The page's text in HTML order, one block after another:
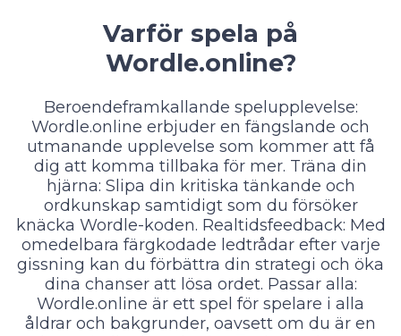
Varför spela på
Wordle.online?
Beroendeframkallande spelupplevelse:
Wordle.online erbjuder en fängslande och
utmanande upplevelse som kommer att få
dig att komma tillbaka för mer. Träna din
hjärna: Slipa din kritiska tänkande och
ordkunskap samtidigt som du försöker
knäcka Wordle-koden. Realtidsfeedback: Med
omedelbara färgkodade ledtrådar efter varje
gissning kan du förbättra din strategi och öka
dina chanser att lösa ordet. Passar alla:
Wordle.online är ett spel för spelare i alla
åldrar och bakgrunder, oavsett om du är en